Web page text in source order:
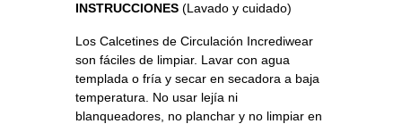
INSTRUCCIONES (Lavado y cuidado)
Los Calcetines de Circulación Incrediwear
son fáciles de limpiar. Lavar con agua
templada o fría y secar en secadora a baja
temperatura. No usar lejía ni
blanqueadores, no planchar y no limpiar en